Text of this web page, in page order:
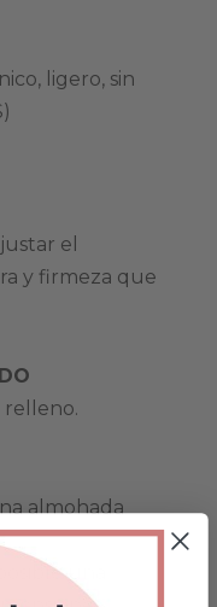
ligero, sin
el
y firmeza que
relleno.
almohada
una